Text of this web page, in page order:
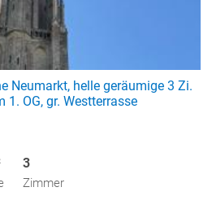
Neumarkt, helle geräumige 3 Zi.
1. OG, gr. Westterrasse
3
Zimmer